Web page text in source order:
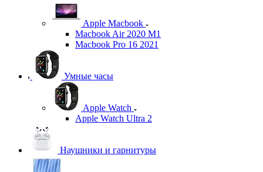
Apple Macbook
Macbook Air 2020 M1
Macbook Pro 16 2021
Умные часы
Apple Watch
Apple Watch Ultra 2
Наушники и гарнитуры